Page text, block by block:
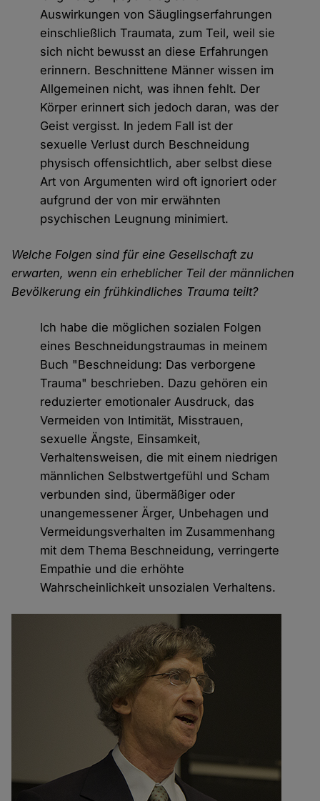
Auswirkungen von Säuglingserfahrungen
einschließlich Traumata, zum Teil, weil sie
sich nicht bewusst an diese Erfahrungen
erinnern. Beschnittene Männer wissen im
Allgemeinen nicht, was ihnen fehlt. Der
Körper erinnert sich jedoch daran, was der
Geist vergisst. In jedem Fall ist der
sexuelle Verlust durch Beschneidung
physisch offensichtlich, aber selbst diese
Art von Argumenten wird oft ignoriert oder
aufgrund der von mir erwähnten
psychischen Leugnung minimiert.
Welche Folgen sind für eine Gesellschaft zu
erwarten, wenn ein erheblicher Teil der männlichen
Bevölkerung ein frühkindliches Trauma teilt?
Ich habe die möglichen sozialen Folgen
eines Beschneidungstraumas in meinem
Buch "Beschneidung: Das verborgene
Trauma" beschrieben. Dazu gehören ein
reduzierter emotionaler Ausdruck, das
Vermeiden von Intimität, Misstrauen,
sexuelle Ängste, Einsamkeit,
Verhaltensweisen, die mit einem niedrigen
männlichen Selbstwertgefühl und Scham
verbunden sind, übermäßiger oder
unangemessener Ärger, Unbehagen und
Vermeidungsverhalten im Zusammenhang
mit dem Thema Beschneidung, verringerte
Empathie und die erhöhte
Wahrscheinlichkeit unsozialen Verhaltens.